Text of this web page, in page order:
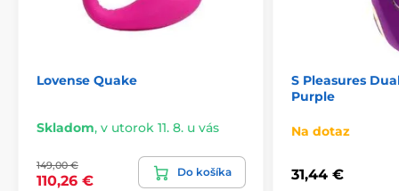
Lovense Quake
Skladom, v utorok 11. 8. u vás
149,00 €
110,26 €
Do košíka
S Pleasures
Purple
Na dotaz
31,44 €